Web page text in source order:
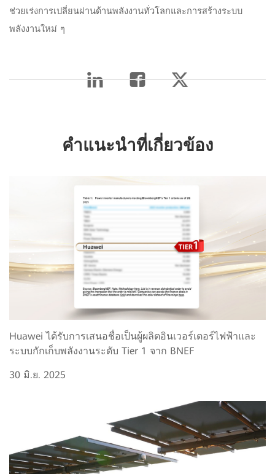
ช่วยเร่งการเปลี่ยนผ่านด้านพลังงานทั่วโลกและการสร้างระบบ
พลังงานใหม่ ๆ
คำแนะนำที่เกี่ยวข้อง
Huawei ได้รับการเสนอชื่อเป็นผู้ผลิตอินเวอร์เตอร์ไฟฟ้าและ
ระบบกักเก็บพลังงานระดับ Tier 1 จาก BNEF
30 มิ.ย. 2025